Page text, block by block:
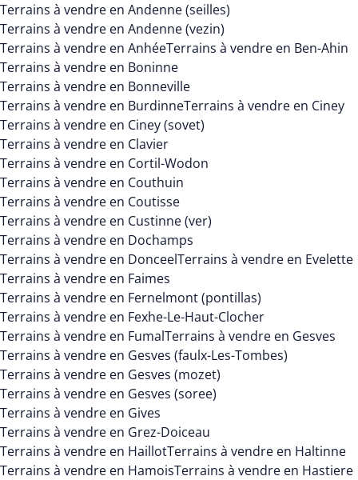
Terrains à vendre en Andenne (seilles)
Terrains à vendre en Andenne (vezin)
Terrains à vendre en AnhéeTerrains à vendre en Ben-Ahin
Terrains à vendre en Boninne
Terrains à vendre en Bonneville
Terrains à vendre en BurdinneTerrains à vendre en Ciney
Terrains à vendre en Ciney (sovet)
Terrains à vendre en Clavier
Terrains à vendre en Cortil-Wodon
Terrains à vendre en Couthuin
Terrains à vendre en Coutisse
Terrains à vendre en Custinne (ver)
Terrains à vendre en Dochamps
Terrains à vendre en DonceelTerrains à vendre en Evelette
Terrains à vendre en Faimes
Terrains à vendre en Fernelmont (pontillas)
Terrains à vendre en Fexhe-Le-Haut-Clocher
Terrains à vendre en FumalTerrains à vendre en Gesves
Terrains à vendre en Gesves (faulx-Les-Tombes)
Terrains à vendre en Gesves (mozet)
Terrains à vendre en Gesves (soree)
Terrains à vendre en Gives
Terrains à vendre en Grez-Doiceau
Terrains à vendre en HaillotTerrains à vendre en Haltinne
Terrains à vendre en HamoisTerrains à vendre en Hastiere